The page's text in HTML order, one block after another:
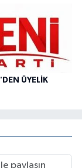
ÜYELİK